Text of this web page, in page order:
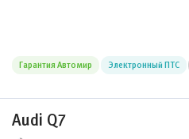
Гарантия Автомир Электронный ПТС
Audi Q7